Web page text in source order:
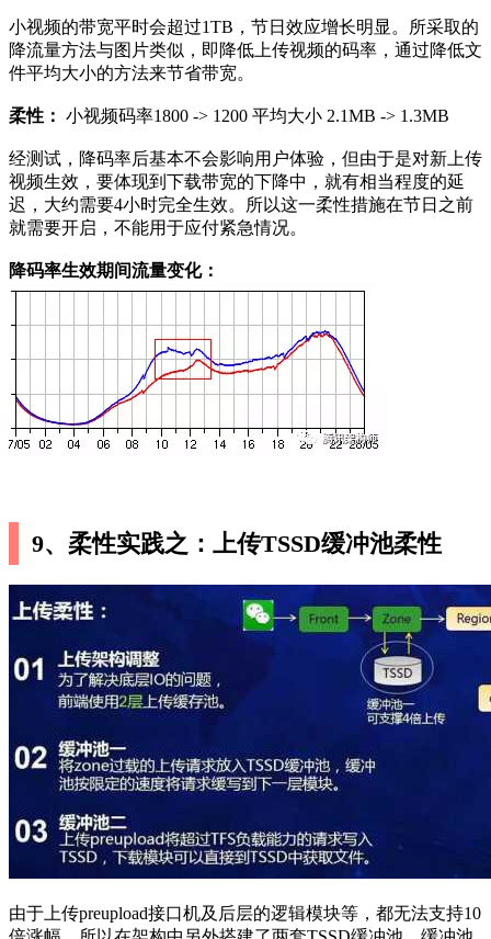
小视频的带宽平时会超过1TB，节日效应增长明显。所采取的
降流量方法与图片类似，即降低上传视频的码率，通过降低文
件平均大小的方法来节省带宽。
柔性： 小视频码率1800 -> 1200 平均大小 2.1MB -> 1.3MB
经测试，降码率后基本不会影响用户体验，但由于是对新上传
视频生效，要体现到下载带宽的下降中，就有相当程度的延
迟，大约需要4小时完全生效。所以这一柔性措施在节日之前
就需要开启，不能用于应付紧急情况。
降码率生效期间流量变化：
9、柔性实践之：上传TSSD缓冲池柔性
由于上传preupload接口机及后层的逻辑模块等，都无法支持10